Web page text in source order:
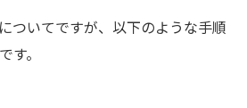
ついてですが、以下のような手順
す。